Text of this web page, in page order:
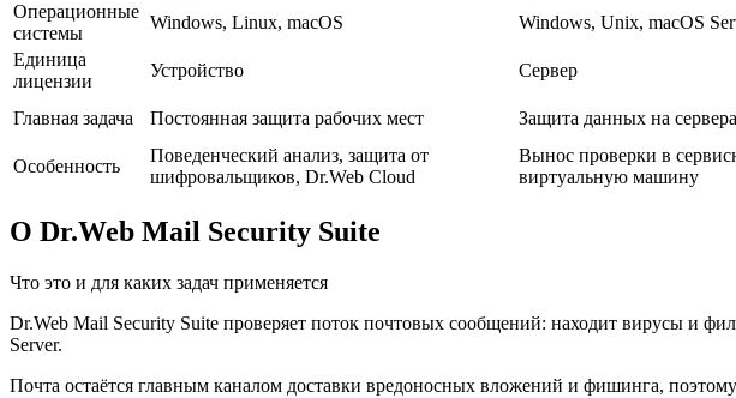
Операционные
системы
Windows, Linux, macOS Windows, Unix, macOS
Единица
лицензии
Устройство Сервер
Главная задача Постоянная защита рабочих мест Защита данных на
Особенность
Поведенческий анализ, защита от
шифровальщиков, Dr.Web Cloud
Вынос проверки в
виртуальную машину
О Dr.Web Mail Security Suite
Что это и для каких задач применяется
Dr.Web Mail Security Suite проверяет поток почтовых сообщений: находит вирусы и
Server.
Почта остаётся главным каналом доставки вредоносных вложений и фишинга,